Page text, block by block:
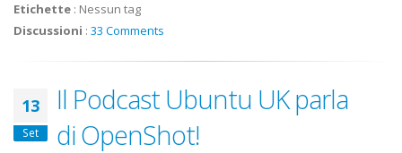
Etichette : Nessun tag
Discussioni : 33 Comments
13
Set
Il Podcast Ubuntu UK parla
di OpenShot!